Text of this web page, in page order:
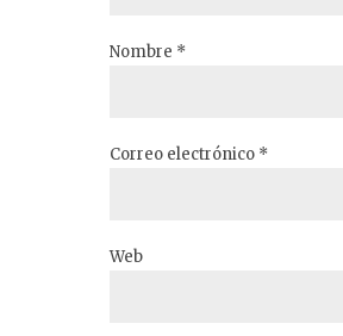
Nombre *
Correo electrónico *
Web